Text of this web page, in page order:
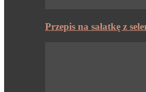
Przepis na sałatkę z